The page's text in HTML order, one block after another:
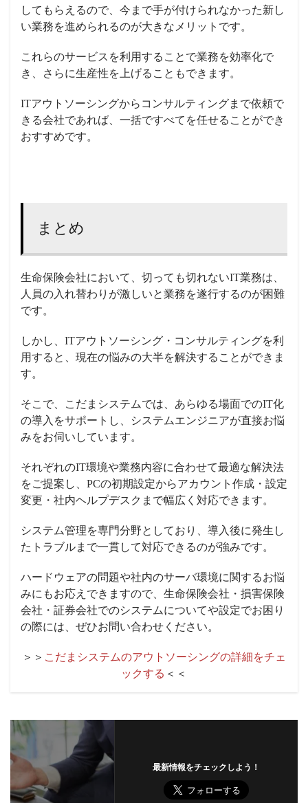
してもらえるので、今まで手が付けられなかった新し
い業務を進められるのが大きなメリットです。
これらのサービスを利用することで業務を効率化で
き、さらに生産性を上げることもできます。
ITアウトソーシングからコンサルティングまで依頼で
きる会社であれば、一括ですべてを任せることができ
おすすめです。
まとめ
生命保険会社において、切っても切れないIT業務は、
人員の入れ替わりが激しいと業務を遂行するのが困難
です。
しかし、ITアウトソーシング・コンサルティングを利
用すると、現在の悩みの大半を解決することができま
す。
そこで、こだまシステムでは、あらゆる場面でのIT化
の導入をサポートし、システムエンジニアが直接お悩
みをお伺いしています。
それぞれのIT環境や業務内容に合わせて最適な解決法
をご提案し、PCの初期設定からアカウント作成・設定
変更・社内ヘルプデスクまで幅広く対応できます。
システム管理を専門分野としており、導入後に発生し
たトラブルまで一貫して対応できるのが強みです。
ハードウェアの問題や社内のサーバ環境に関するお悩
みにもお応えできますので、生命保険会社・損害保険
会社・証券会社でのシステムについてや設定でお困り
の際には、ぜひお問い合わせください。
＞＞ こだまシステムのアウトソーシングの詳細をチェ
ックする ＜＜
最新情報をチェックしよう！